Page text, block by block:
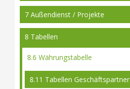
7 Außendienst / Projekte
8 Tabellen
8.6 Währungstabelle
8.11 Tabellen Geschäftspartner